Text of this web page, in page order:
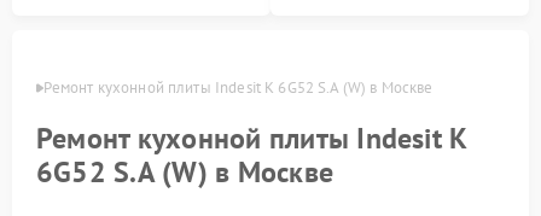
Ремонт кухонной плиты Indesit K 6G52 S.A (W) в Москве
Ремонт кухонной плиты Indesit K
6G52 S.A (W) в Москве